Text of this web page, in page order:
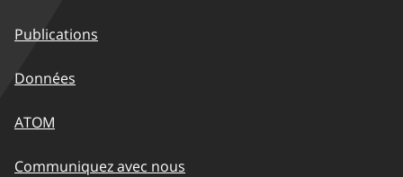
Publications
Données
ATOM
Communiquez avec nous